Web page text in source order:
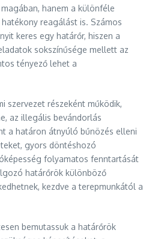
hanem a különféle
reagálást is. Számos
keres egy határőr, hiszen a
sokszínűsége mellett az
tényező lehet a
szervezet részeként működik,
az illegális bevándorlás
a határon átnyúló bűnözés elleni
gyors döntéshozó
folyamatos fenntartását
határőrök különböző
kezdve a terepmunkától a
bemutassuk a határőrök